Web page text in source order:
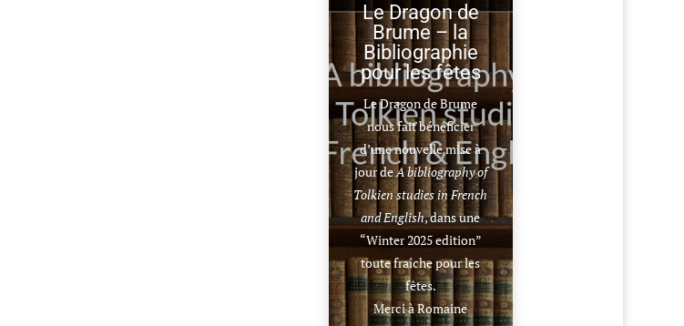
Le Dragon de
Brume – la
Bibliographie
pour les fêtes
Le Dragon de Brume
nous fait bénéficier
d’une nouvelle mise à
jour deA bibliography of
Tolkien studies in French
and English, dans une
“Winter 2025 edition”
toute fraîche pour les
fêtes.
Merci à Romaine